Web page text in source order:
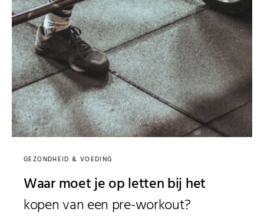
GEZONDHEID & VOEDING
Waar moet je op letten bij het
kopen van een pre-workout?